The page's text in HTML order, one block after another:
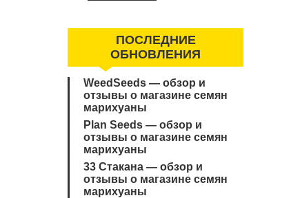
ПОСЛЕДНИЕ
ОБНОВЛЕНИЯ
WeedSeeds — обзор и
отзывы о магазине семян
марихуаны
Plan Seeds — обзор и
отзывы о магазине семян
марихуаны
33 Стакана — обзор и
отзывы о магазине семян
марихуаны